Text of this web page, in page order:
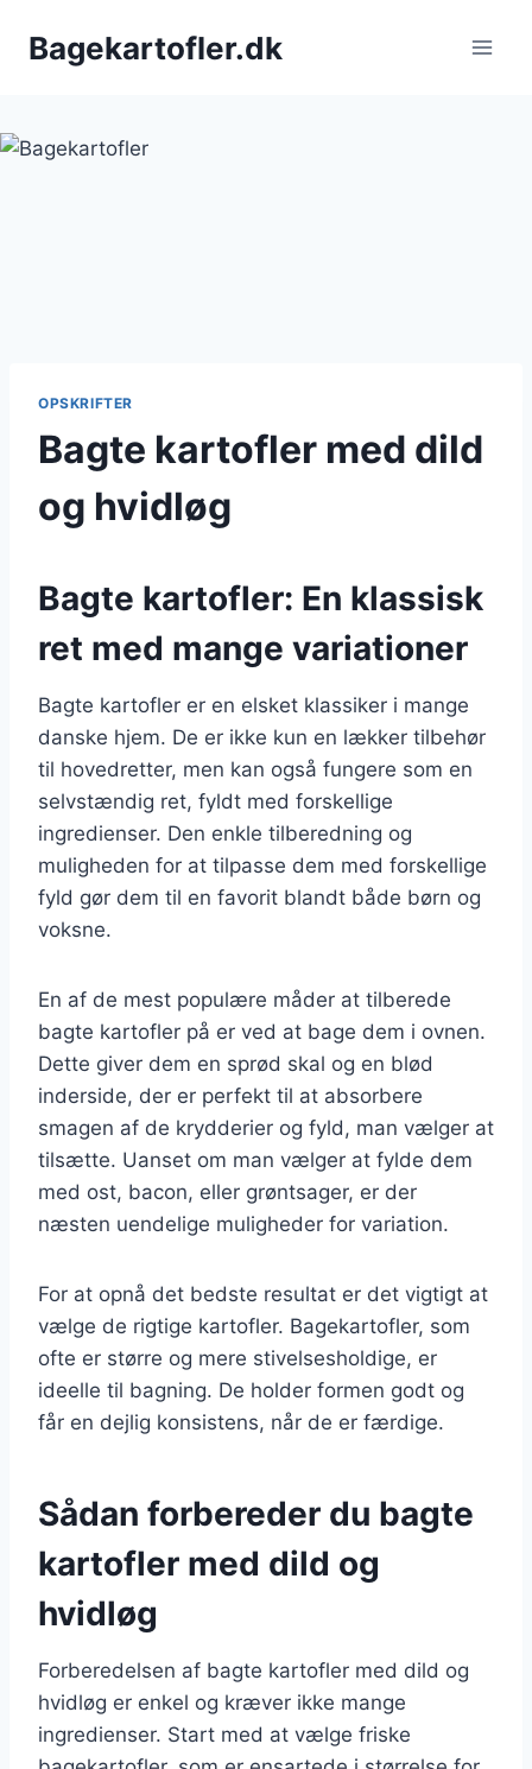
Bagekartofler.dk
OPSKRIFTER
Bagte kartofler med dild
og hvidløg
Bagte kartofler: En klassisk
ret med mange variationer
Bagte kartofler er en elsket klassiker i mange
danske hjem. De er ikke kun en lækker tilbehør
til hovedretter, men kan også fungere som en
selvstændig ret, fyldt med forskellige
ingredienser. Den enkle tilberedning og
muligheden for at tilpasse dem med forskellige
fyld gør dem til en favorit blandt både børn og
voksne.
En af de mest populære måder at tilberede
bagte kartofler på er ved at bage dem i ovnen.
Dette giver dem en sprød skal og en blød
inderside, der er perfekt til at absorbere
smagen af de krydderier og fyld, man vælger at
tilsætte. Uanset om man vælger at fylde dem
med ost, bacon, eller grøntsager, er der
næsten uendelige muligheder for variation.
For at opnå det bedste resultat er det vigtigt at
vælge de rigtige kartofler. Bagekartofler, som
ofte er større og mere stivelsesholdige, er
ideelle til bagning. De holder formen godt og
får en dejlig konsistens, når de er færdige.
Sådan forbereder du bagte
kartofler med dild og
hvidløg
Forberedelsen af bagte kartofler med dild og
hvidløg er enkel og kræver ikke mange
ingredienser. Start med at vælge friske